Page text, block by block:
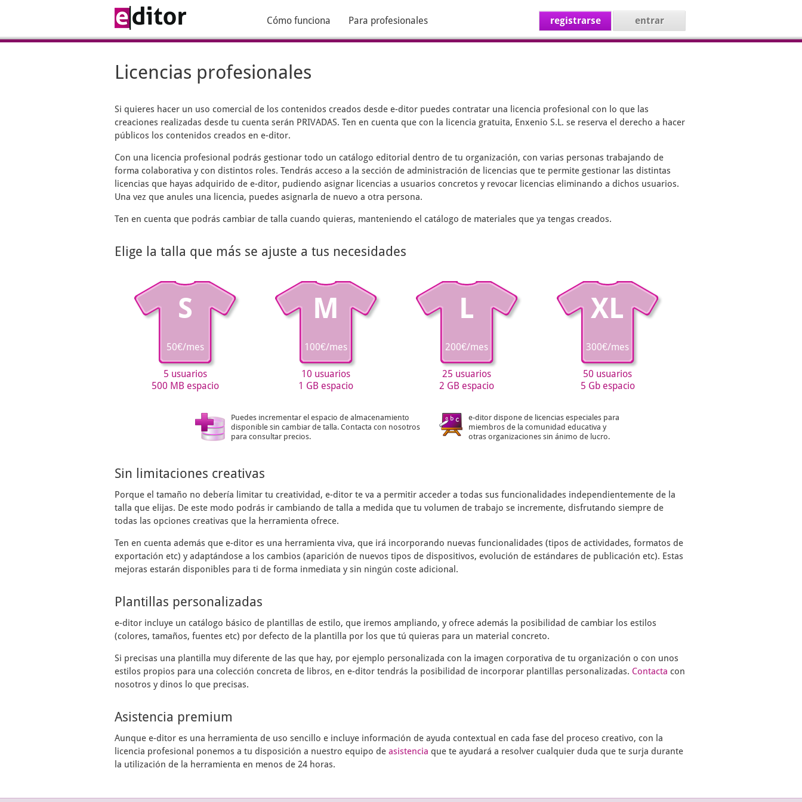
Cómo funciona Para profesionales registrarse entrar
Licencias profesionales
Si quieres hacer un uso comercial de los contenidos creados desde e-ditor puedes contratar una licencia profesional con lo que las
creaciones realizadas desde tu cuenta serán PRIVADAS. Ten en cuenta que con la licencia gratuita, Enxenio S.L. se reserva el derecho a hacer
públicos los contenidos creados en e-ditor.
Con una licencia profesional podrás gestionar todo un catálogo editorial dentro de tu organización, con varias personas trabajando de
forma colaborativa y con distintos roles. Tendrás acceso a la sección de administración de licencias que te permite gestionar las distintas
licencias que hayas adquirido de e-ditor, pudiendo asignar licencias a usuarios concretos y revocar licencias eliminando a dichos usuarios.
Una vez que anules una licencia, puedes asignarla de nuevo a otra persona.
Ten en cuenta que podrás cambiar de talla cuando quieras, manteniendo el catálogo de materiales que ya tengas creados.
Elige la talla que más se ajuste a tus necesidades
S
50€/mes
5 usuarios
500 MB espacio
M
100€/mes
10 usuarios
1 GB espacio
L
200€/mes
25 usuarios
2 GB espacio
XL
300€/mes
50 usuarios
5 Gb espacio
Puedes incrementar el espacio de almacenamiento
disponible sin cambiar de talla. Contacta con nosotros
para consultar precios.
e-ditor dispone de licencias especiales para
miembros de la comunidad educativa y
otras organizaciones sin ánimo de lucro.
Sin limitaciones creativas
Porque el tamaño no debería limitar tu creatividad, e-ditor te va a permitir acceder a todas sus funcionalidades independientemente de la
talla que elijas. De este modo podrás ir cambiando de talla a medida que tu volumen de trabajo se incremente, disfrutando siempre de
todas las opciones creativas que la herramienta ofrece.
Ten en cuenta además que e-ditor es una herramienta viva, que irá incorporando nuevas funcionalidades (tipos de actividades, formatos de
exportación etc) y adaptándose a los cambios (aparición de nuevos tipos de dispositivos, evolución de estándares de publicación etc). Estas
mejoras estarán disponibles para ti de forma inmediata y sin ningún coste adicional.
Plantillas personalizadas
e-ditor incluye un catálogo básico de plantillas de estilo, que iremos ampliando, y ofrece además la posibilidad de cambiar los estilos
(colores, tamaños, fuentes etc) por defecto de la plantilla por los que tú quieras para un material concreto.
Si precisas una plantilla muy diferente de las que hay, por ejemplo personalizada con la imagen corporativa de tu organización o con unos
estilos propios para una colección concreta de libros, en e-ditor tendrás la posibilidad de incorporar plantillas personalizadas. Contacta con
nosotros y dinos lo que precisas.
Asistencia premium
Aunque e-ditor es una herramienta de uso sencillo e incluye información de ayuda contextual en cada fase del proceso creativo, con la
licencia profesional ponemos a tu disposición a nuestro equipo de asistencia que te ayudará a resolver cualquier duda que te surja durante
la utilización de la herramienta en menos de 24 horas.